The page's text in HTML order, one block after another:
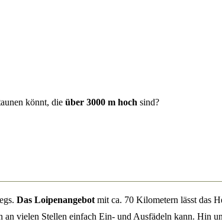
könnt, die über 3000 m hoch sind?
Das Loipenangebot mit ca. 70 Kilometern lässt das
an vielen Stellen einfach Ein- und Ausfädeln kann. Hin